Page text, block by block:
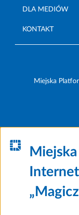
DLA MEDIÓW
KONTAKT
Miejska